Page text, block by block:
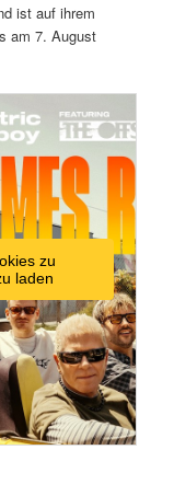
ist auf ihrem
am 7. August
zu
laden